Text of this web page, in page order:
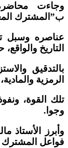
وجاءت
ب”المشترك
عناصره وسبل
التاريخ
بالتدقيق
الرمزية
تلك القوة،
وجوا.
وأبرز الأستاذ
فواعل المشترك